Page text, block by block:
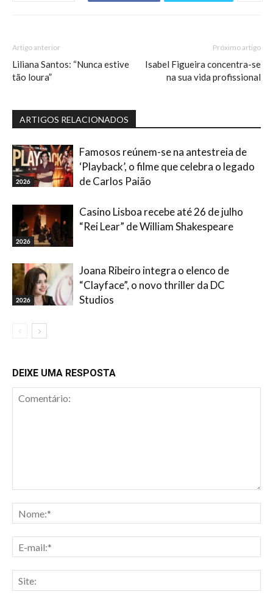
Artigo anterior
Liliana Santos: “Nunca estive
tão loura”
Próximo artigo
Isabel Figueira concentra-se
na sua vida profissional
ARTIGOS RELACIONADOS
2026
Famosos reúnem-se na antestreia de
‘Playback’, o filme que celebra o legado
de Carlos Paião
2026
Casino Lisboa recebe até 26 de julho
“Rei Lear” de William Shakespeare
2026
Joana Ribeiro integra o elenco de
“Clayface”, o novo thriller da DC
Studios
DEIXE UMA RESPOSTA